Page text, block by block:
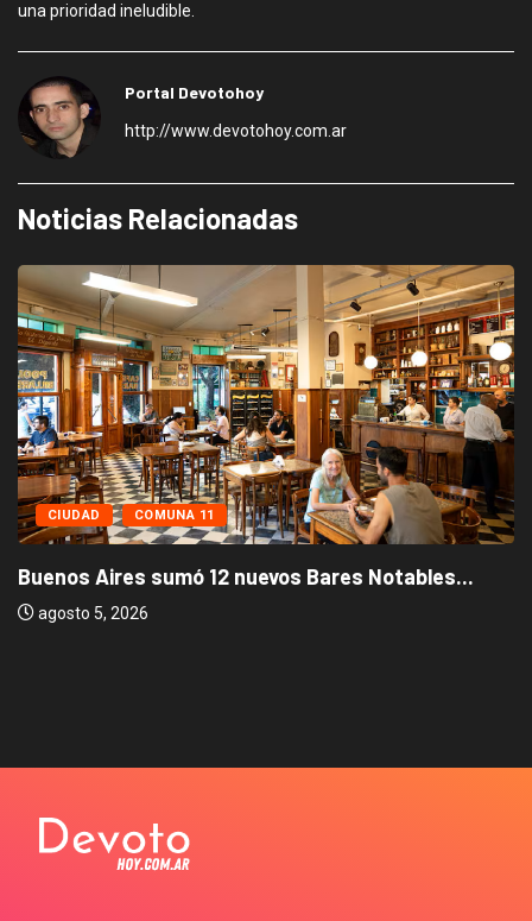
una prioridad ineludible.
Portal Devotohoy
http://www.devotohoy.com.ar
Noticias Relacionadas
CIUDAD COMUNA 11
Buenos Aires sumó 12 nuevos Bares Notables...
agosto 5, 2026